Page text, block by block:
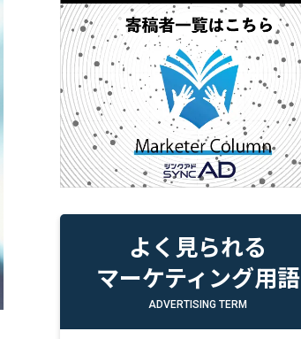
よく見られる
マーケティング用語
ADVERTISING TERM